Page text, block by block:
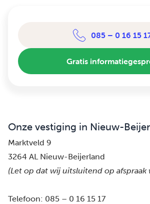
085 – 0 16 15
Gratis
Onze vestiging in Nieuw-
Marktveld 9
3264 AL Nieuw-Beijerland
(Let op dat wij uitsluitend op afspraak
Telefoon: 085 – 0 16 15 17